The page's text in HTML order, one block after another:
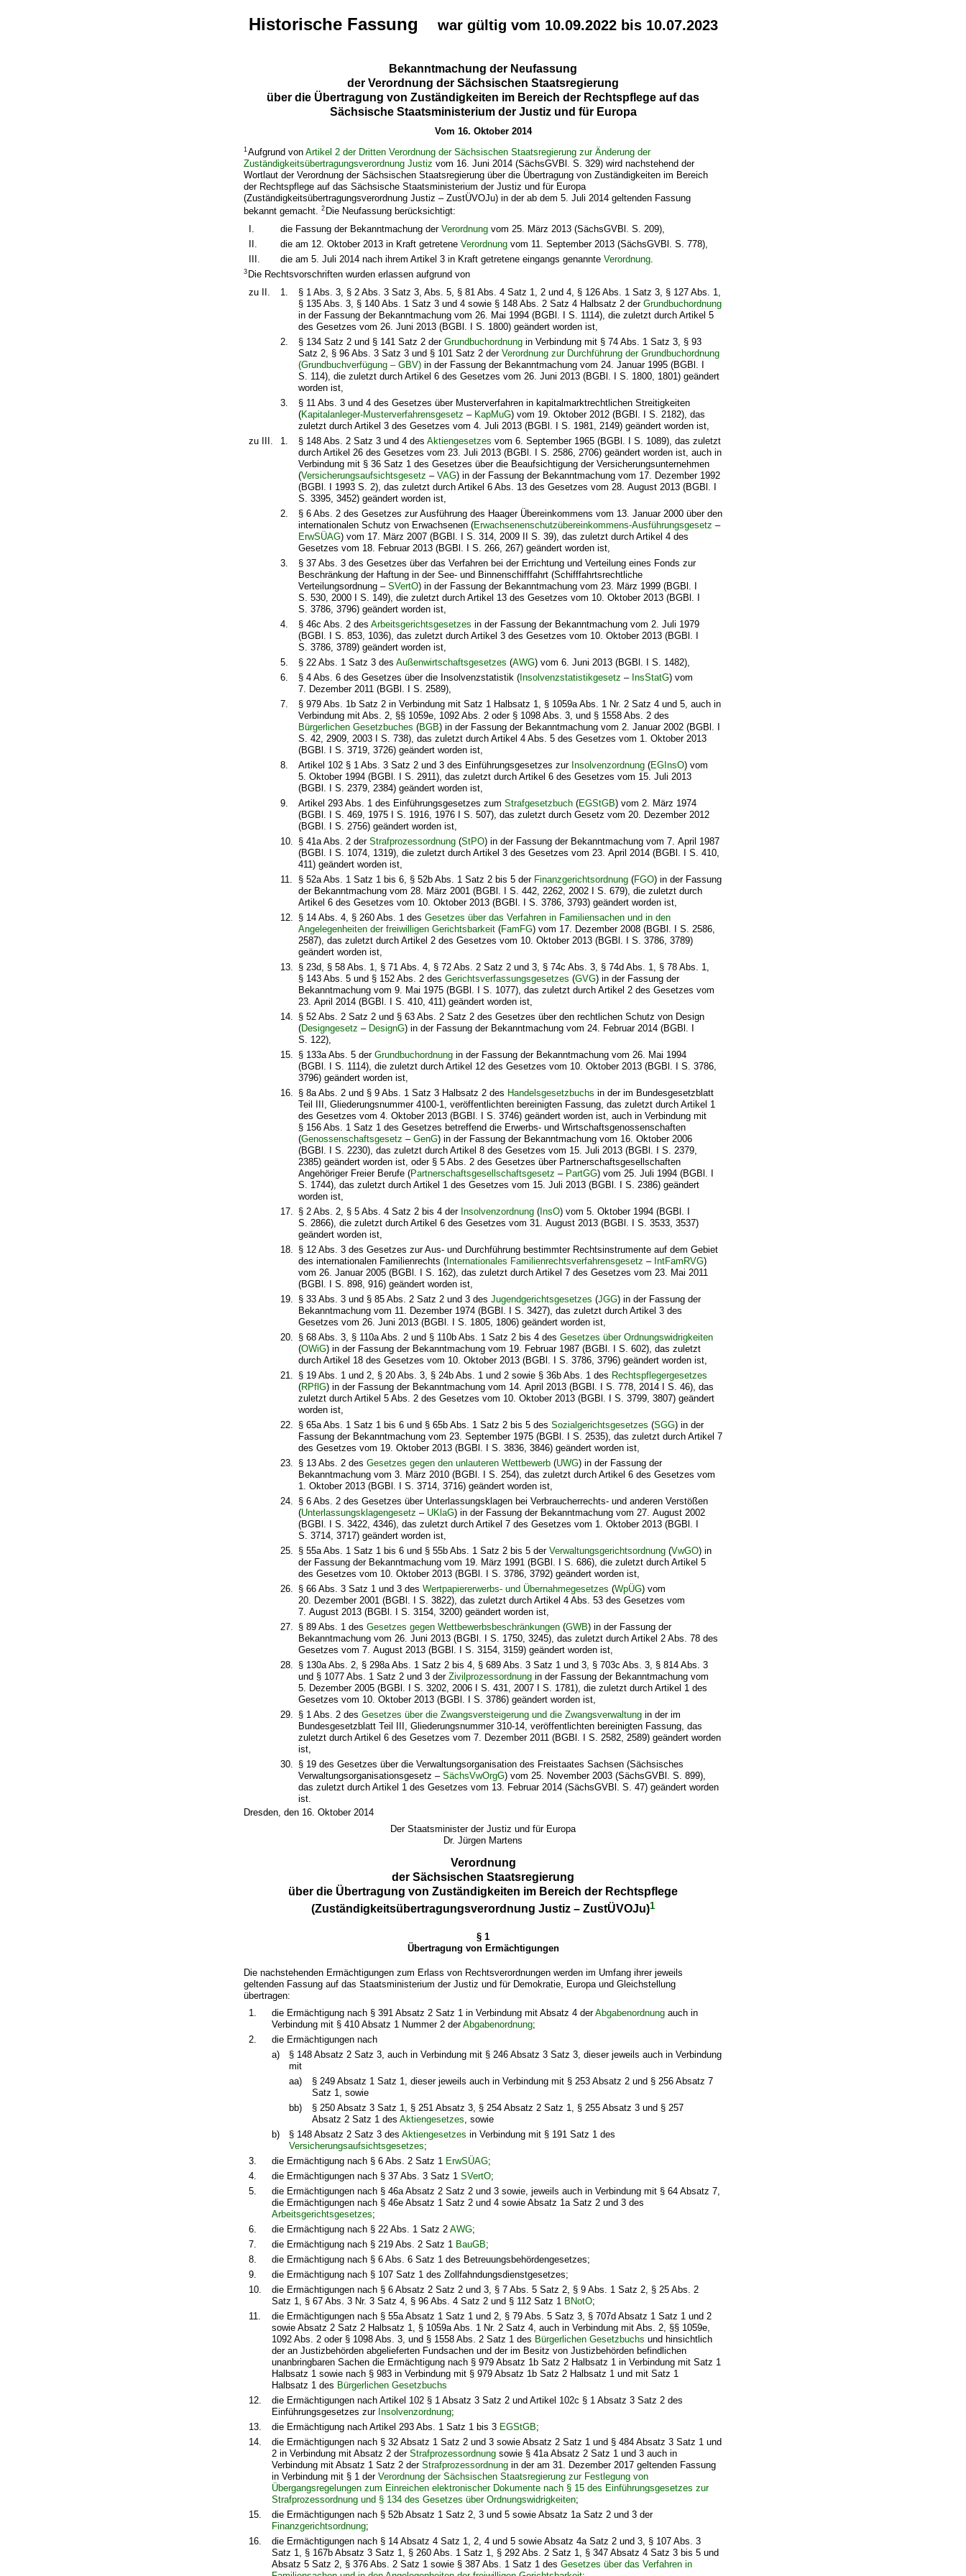
Historische Fassung war gültig vom 10.09.2022 bis 10.07.2023
Bekanntmachung der Neufassung
der Verordnung der Sächsischen Staatsregierung
über die Übertragung von Zuständigkeiten im Bereich der Rechtspflege auf das
Sächsische Staatsministerium der Justiz und für Europa
Vom 16. Oktober 2014
1Aufgrund vonArtikel 2 der Dritten Verordnung der Sächsischen Staatsregierung zur Änderung der
Zuständigkeitsübertragungsverordnung Justiz vom 16. Juni 2014 (SächsGVBl. S. 329) wird nachstehend der
Wortlaut der Verordnung der Sächsischen Staatsregierung über die Übertragung von Zuständigkeiten im Bereich
der Rechtspflege auf das Sächsische Staatsministerium der Justiz und für Europa
(Zuständigkeitsübertragungsverordnung Justiz – ZustÜVOJu) in der ab dem 5. Juli 2014 geltenden Fassung
bekannt gemacht.2 Die Neufassung berücksichtigt:
die Fassung der Bekanntmachung derVerordnung vom 25. März 2013 (SächsGVBl. S. 209),
die am 12. Oktober 2013 in Kraft getreteneVerordnung vom 11. September 2013 (SächsGVBl. S. 778),
die am 5. Juli 2014 nach ihrem Artikel 3 in Kraft getretene eingangs genannteVerordnung
3 Die Rechtsvorschriften wurden erlassen aufgrund von
zu II.
1.
§ 1 Abs. 3, § 2 Abs. 3 Satz 3, Abs. 5, § 81 Abs. 4 Satz 1, 2 und 4, § 126 Abs. 1 Satz 3, § 127 Abs. 1,
§ 135 Abs. 3, § 140 Abs. 1 Satz 3 und 4 sowie § 148 Abs. 2 Satz 4 Halbsatz 2 der Grundbuchordnung
in der Fassung der Bekanntmachung vom 26. Mai 1994 (BGBl. I S. 1114), die zuletzt durch Artikel 5
des Gesetzes vom 26. Juni 2013 (BGBl. I S. 1800) geändert worden ist,
2.
§ 134 Satz 2 und § 141 Satz 2 der Grundbuchordnungin Verbindung mit § 74 Abs. 1 Satz 3, § 93
Satz 2, § 96 Abs. 3 Satz 3 und § 101 Satz 2 der Verordnung zur Durchführung der Grundbuchordnung
(Grundbuchverfügung – GBV)in der Fassung der Bekanntmachung vom 24. Januar 1995 (BGBl. I
S. 114), die zuletzt durch Artikel 6 des Gesetzes vom 26. Juni 2013 (BGBl. I S. 1800, 1801) geändert
worden ist,
3.
§ 11 Abs. 3 und 4 des Gesetzes über Musterverfahren in kapitalmarktrechtlichen Streitigkeiten
(Kapitalanleger-Musterverfahrensgesetz – KapMuG) vom 19. Oktober 2012 (BGBl. I S. 2182), das
zuletzt durch Artikel 3 des Gesetzes vom 4. Juli 2013 (BGBl. I S. 1981, 2149) geändert worden ist,
zu III.
1. § 148 Abs. 2 Satz 3 und 4 des Aktiengesetzes vom 6. September 1965 (BGBl. I S. 1089), das zuletzt
durch Artikel 26 des Gesetzes vom 23. Juli 2013 (BGBl. I S. 2586, 2706) geändert worden ist, auch in
Verbindung mit § 36 Satz 1 des Gesetzes über die Beaufsichtigung der Versicherungsunternehmen
(Versicherungsaufsichtsgesetz – VAG) in der Fassung der Bekanntmachung vom 17. Dezember 1992
(BGBl. I 1993 S. 2), das zuletzt durch Artikel 6 Abs. 13 des Gesetzes vom 28. August 2013 (BGBl. I
S. 3395, 3452) geändert worden ist,
2.
§ 6 Abs. 2 des Gesetzes zur Ausführung des Haager Übereinkommens vom 13. Januar 2000 über den
internationalen Schutz von Erwachsenen (Erwachsenenschutzübereinkommens-Ausführungsgesetz –
ErwSÜAG) vom 17. März 2007 (BGBl. I S. 314, 2009 II S. 39), das zuletzt durch Artikel 4 des
Gesetzes vom 18. Februar 2013 (BGBl. I S. 266, 267) geändert worden ist,
3.
§ 37 Abs. 3 des Gesetzes über das Verfahren bei der Errichtung und Verteilung eines Fonds zur
Beschränkung der Haftung in der See- und Binnenschifffahrt (Schifffahrtsrechtliche
Verteilungsordnung – SVertO) in der Fassung der Bekanntmachung vom 23. März 1999 (BGBl. I
S. 530, 2000 I S. 149), die zuletzt durch Artikel 13 des Gesetzes vom 10. Oktober 2013 (BGBl. I
S. 3786, 3796) geändert worden ist,
4.
§ 46c Abs. 2 des Arbeitsgerichtsgesetzes in der Fassung der Bekanntmachung vom 2. Juli 1979
(BGBl. I S. 853, 1036), das zuletzt durch Artikel 3 des Gesetzes vom 10. Oktober 2013 (BGBl. I
S. 3786, 3789) geändert worden ist,
5.
§ 22 Abs. 1 Satz 3 des Außenwirtschaftsgesetzes (AWG) vom 6. Juni 2013 (BGBl. I S. 1482),
6.
§ 4 Abs. 6 des Gesetzes über die Insolvenzstatistik (Insolvenzstatistikgesetz – InsStatG) vom
7. Dezember 2011 (BGBl. I S. 2589),
7.
§ 979 Abs. 1b Satz 2 in Verbindung mit Satz 1 Halbsatz 1, § 1059a Abs. 1 Nr. 2 Satz 4 und 5, auch in
Verbindung mit Abs. 2, §§ 1059e, 1092 Abs. 2 oder § 1098 Abs. 3, und § 1558 Abs. 2 des
Bürgerlichen Gesetzbuches (BGB) in der Fassung der Bekanntmachung vom 2. Januar 2002 (BGBl. I
S. 42, 2909, 2003 I S. 738), das zuletzt durch Artikel 4 Abs. 5 des Gesetzes vom 1. Oktober 2013
(BGBl. I S. 3719, 3726) geändert worden ist,
8.
Artikel 102 § 1 Abs. 3 Satz 2 und 3 des Einführungsgesetzes zur Insolvenzordnung(EGInsO) vom
5. Oktober 1994 (BGBl. I S. 2911), das zuletzt durch Artikel 6 des Gesetzes vom 15. Juli 2013
(BGBl. I S. 2379, 2384) geändert worden ist,
9.
Artikel 293 Abs. 1 des Einführungsgesetzes zum Strafgesetzbuch(EGStGB) vom 2. März 1974
(BGBl. I S. 469, 1975 I S. 1916, 1976 I S. 507), das zuletzt durch Gesetz vom 20. Dezember 2012
(BGBl. I S. 2756) geändert worden ist,
10.
§ 41a Abs. 2 der Strafprozessordnung(StPO) in der Fassung der Bekanntmachung vom 7. April 1987
(BGBl. I S. 1074, 1319), die zuletzt durch Artikel 3 des Gesetzes vom 23. April 2014 (BGBl. I S. 410,
411) geändert worden ist,
11.
§ 52a Abs. 1 Satz 1 bis 6, § 52b Abs. 1 Satz 2 bis 5 der Finanzgerichtsordnung(FGO) in der Fassung
der Bekanntmachung vom 28. März 2001 (BGBl. I S. 442, 2262, 2002 I S. 679), die zuletzt durch
Artikel 6 des Gesetzes vom 10. Oktober 2013 (BGBl. I S. 3786, 3793) geändert worden ist,
12.
§ 14 Abs. 4, § 260 Abs. 1 des Gesetzes über das Verfahren in Familiensachen und in den
Angelegenheiten der freiwilligen Gerichtsbarkeit(FamFG) vom 17. Dezember 2008 (BGBl. I S. 2586,
2587), das zuletzt durch Artikel 2 des Gesetzes vom 10. Oktober 2013 (BGBl. I S. 3786, 3789)
geändert worden ist,
13.
§ 23d, § 58 Abs. 1, § 71 Abs. 4, § 72 Abs. 2 Satz 2 und 3, § 74c Abs. 3, § 74d Abs. 1, § 78 Abs. 1,
§ 143 Abs. 5 und § 152 Abs. 2 des Gerichtsverfassungsgesetzes (GVG) in der Fassung der
Bekanntmachung vom 9. Mai 1975 (BGBl. I S. 1077), das zuletzt durch Artikel 2 des Gesetzes vom
23. April 2014 (BGBl. I S. 410, 411) geändert worden ist,
14.
§ 52 Abs. 2 Satz 2 und § 63 Abs. 2 Satz 2 des Gesetzes über den rechtlichen Schutz von Design
(Designgesetz – DesignG) in der Fassung der Bekanntmachung vom 24. Februar 2014 (BGBl. I
S. 122),
15.
§ 133a Abs. 5 der Grundbuchordnungin der Fassung der Bekanntmachung vom 26. Mai 1994
(BGBl. I S. 1114), die zuletzt durch Artikel 12 des Gesetzes vom 10. Oktober 2013 (BGBl. I S. 3786,
3796) geändert worden ist,
16.
§ 8a Abs. 2 und § 9 Abs. 1 Satz 3 Halbsatz 2 des Handelsgesetzbuchs in der im Bundesgesetzblatt
Teil III, Gliederungsnummer 4100-1, veröffentlichten bereinigten Fassung, das zuletzt durch Artikel 1
des Gesetzes vom 4. Oktober 2013 (BGBl. I S. 3746) geändert worden ist, auch in Verbindung mit
§ 156 Abs. 1 Satz 1 des Gesetzes betreffend die Erwerbs- und Wirtschaftsgenossenschaften
(Genossenschaftsgesetz – GenG) in der Fassung der Bekanntmachung vom 16. Oktober 2006
(BGBl. I S. 2230), das zuletzt durch Artikel 8 des Gesetzes vom 15. Juli 2013 (BGBl. I S. 2379,
2385) geändert worden ist, oder § 5 Abs. 2 des Gesetzes über Partnerschaftsgesellschaften
Angehöriger Freier Berufe (Partnerschaftsgesellschaftsgesetz – PartGG) vom 25. Juli 1994 (BGBl. I
S. 1744), das zuletzt durch Artikel 1 des Gesetzes vom 15. Juli 2013 (BGBl. I S. 2386) geändert
worden ist,
17.
§ 2 Abs. 2, § 5 Abs. 4 Satz 2 bis 4 der Insolvenzordnung(InsO) vom 5. Oktober 1994 (BGBl. I
S. 2866), die zuletzt durch Artikel 6 des Gesetzes vom 31. August 2013 (BGBl. I S. 3533, 3537)
geändert worden ist,
18.
§ 12 Abs. 3 des Gesetzes zur Aus- und Durchführung bestimmter Rechtsinstrumente auf dem Gebiet
des internationalen Familienrechts (Internationales Familienrechtsverfahrensgesetz – IntFamRVG)
vom 26. Januar 2005 (BGBl. I S. 162), das zuletzt durch Artikel 7 des Gesetzes vom 23. Mai 2011
(BGBl. I S. 898, 916) geändert worden ist,
19.
§ 33 Abs. 3 und § 85 Abs. 2 Satz 2 und 3 des Jugendgerichtsgesetzes (JGG) in der Fassung der
Bekanntmachung vom 11. Dezember 1974 (BGBl. I S. 3427), das zuletzt durch Artikel 3 des
Gesetzes vom 26. Juni 2013 (BGBl. I S. 1805, 1806) geändert worden ist,
20.
§ 68 Abs. 3, § 110a Abs. 2 und § 110b Abs. 1 Satz 2 bis 4 des Gesetzes über Ordnungswidrigkeiten
(OWiG) in der Fassung der Bekanntmachung vom 19. Februar 1987 (BGBl. I S. 602), das zuletzt
durch Artikel 18 des Gesetzes vom 10. Oktober 2013 (BGBl. I S. 3786, 3796) geändert worden ist,
21.
§ 19 Abs. 1 und 2, § 20 Abs. 3, § 24b Abs. 1 und 2 sowie § 36b Abs. 1 des Rechtspflegergesetzes
(RPflG) in der Fassung der Bekanntmachung vom 14. April 2013 (BGBl. I S. 778, 2014 I S. 46), das
zuletzt durch Artikel 5 Abs. 2 des Gesetzes vom 10. Oktober 2013 (BGBl. I S. 3799, 3807) geändert
worden ist,
22.
§ 65a Abs. 1 Satz 1 bis 6 und § 65b Abs. 1 Satz 2 bis 5 des Sozialgerichtsgesetzes (SGG) in der
Fassung der Bekanntmachung vom 23. September 1975 (BGBl. I S. 2535), das zuletzt durch Artikel 7
des Gesetzes vom 19. Oktober 2013 (BGBl. I S. 3836, 3846) geändert worden ist,
23.
§ 13 Abs. 2 des Gesetzes gegen den unlauteren Wettbewerb(UWG) in der Fassung der
Bekanntmachung vom 3. März 2010 (BGBl. I S. 254), das zuletzt durch Artikel 6 des Gesetzes vom
1. Oktober 2013 (BGBl. I S. 3714, 3716) geändert worden ist,
24.
§ 6 Abs. 2 des Gesetzes über Unterlassungsklagen bei Verbraucherrechts- und anderen Verstößen
(Unterlassungsklagengesetz – UKlaG) in der Fassung der Bekanntmachung vom 27. August 2002
(BGBl. I S. 3422, 4346), das zuletzt durch Artikel 7 des Gesetzes vom 1. Oktober 2013 (BGBl. I
S. 3714, 3717) geändert worden ist,
25.
§ 55a Abs. 1 Satz 1 bis 6 und § 55b Abs. 1 Satz 2 bis 5 der Verwaltungsgerichtsordnung(VwGO) in
der Fassung der Bekanntmachung vom 19. März 1991 (BGBl. I S. 686), die zuletzt durch Artikel 5
des Gesetzes vom 10. Oktober 2013 (BGBl. I S. 3786, 3792) geändert worden ist,
26.
§ 66 Abs. 3 Satz 1 und 3 des Wertpapiererwerbs- und Übernahmegesetzes (WpÜG) vom
20. Dezember 2001 (BGBl. I S. 3822), das zuletzt durch Artikel 4 Abs. 53 des Gesetzes vom
7. August 2013 (BGBl. I S. 3154, 3200) geändert worden ist,
27.
§ 89 Abs. 1 des Gesetzes gegen Wettbewerbsbeschränkungen(GWB) in der Fassung der
Bekanntmachung vom 26. Juni 2013 (BGBl. I S. 1750, 3245), das zuletzt durch Artikel 2 Abs. 78 des
Gesetzes vom 7. August 2013 (BGBl. I S. 3154, 3159) geändert worden ist,
28.
§ 130a Abs. 2, § 298a Abs. 1 Satz 2 bis 4, § 689 Abs. 3 Satz 1 und 3, § 703c Abs. 3, § 814 Abs. 3
und § 1077 Abs. 1 Satz 2 und 3 der Zivilprozessordnungin der Fassung der Bekanntmachung vom
5. Dezember 2005 (BGBl. I S. 3202, 2006 I S. 431, 2007 I S. 1781), die zuletzt durch Artikel 1 des
Gesetzes vom 10. Oktober 2013 (BGBl. I S. 3786) geändert worden ist,
29.
§ 1 Abs. 2 des Gesetzes über die Zwangsversteigerung und die Zwangsverwaltungin der im
Bundesgesetzblatt Teil III, Gliederungsnummer 310-14, veröffentlichten bereinigten Fassung, das
zuletzt durch Artikel 6 des Gesetzes vom 7. Dezember 2011 (BGBl. I S. 2582, 2589) geändert worden
ist,
30.
§ 19 des Gesetzes über die Verwaltungsorganisation des Freistaates Sachsen (Sächsisches
Verwaltungsorganisationsgesetz – SächsVwOrgG) vom 25. November 2003 (SächsGVBl. S. 899),
das zuletzt durch Artikel 1 des Gesetzes vom 13. Februar 2014 (SächsGVBl. S. 47) geändert worden
ist.
Dresden, den 16. Oktober 2014
Der Staatsminister der Justiz und für Europa
Dr. Jürgen Martens
Verordnung
der Sächsischen Staatsregierung
über die Übertragung von Zuständigkeiten im Bereich der Rechtspflege
(Zuständigkeitsübertragungsverordnung Justiz – ZustÜVOJu)1
§ 1
Übertragung von Ermächtigungen
Die nachstehenden Ermächtigungen zum Erlass von Rechtsverordnungen werden im Umfang ihrer jeweils
geltenden Fassung auf das Staatsministerium der Justiz und für Demokratie, Europa und Gleichstellung
übertragen:
1.
die Ermächtigung nach § 391 Absatz 2 Satz 1 in Verbindung mit Absatz 4 derAbgabenordnungauch in
Verbindung mit § 410 Absatz 1 Nummer 2 derAbgabenordnung;
2.
die Ermächtigungen nach
a)
§ 148 Absatz 2 Satz 3, auch in Verbindung mit § 246 Absatz 3 Satz 3, dieser jeweils auch in Verbindung
mit
aa)
§ 249 Absatz 1 Satz 1, dieser jeweils auch in Verbindung mit § 253 Absatz 2 und § 256 Absatz 7
Satz 1, sowie
bb)
§ 250 Absatz 3 Satz 1, § 251 Absatz 3, § 254 Absatz 2 Satz 1, § 255 Absatz 3 und § 257
Absatz 2 Satz 1 des Aktiengesetzes , sowie
b)
§ 148 Absatz 2 Satz 3 des Aktiengesetzes in Verbindung mit § 191 Satz 1 des
Versicherungsaufsichtsgesetzes;
3.
die Ermächtigung nach § 6 Abs. 2 Satz 1 ErwSÜAG;
4.
die Ermächtigungen nach § 37 Abs. 3 Satz 1 SVertO;
5.
die Ermächtigungen nach § 46a Absatz 2 Satz 2 und 3 sowie, jeweils auch in Verbindung mit § 64 Absatz 7,
die Ermächtigungen nach § 46e Absatz 1 Satz 2 und 4 sowie Absatz 1a Satz 2 und 3 des
Arbeitsgerichtsgesetzes;
6.
die Ermächtigung nach § 22 Abs. 1 Satz 2 AWG;
7.
die Ermächtigung nach § 219 Abs. 2 Satz 1 BauGB;
8.
die Ermächtigung nach § 6 Abs. 6 Satz 1 des Betreuungsbehördengesetzes;
9.
die Ermächtigung nach § 107 Satz 1 des Zollfahndungsdienstgesetzes;
10.
die Ermächtigungen nach § 6 Absatz 2 Satz 2 und 3, § 7 Abs. 5 Satz 2, § 9 Abs. 1 Satz 2, § 25 Abs. 2
Satz 1, § 67 Abs. 3 Nr. 3 Satz 4, § 96 Abs. 4 Satz 2 und § 112 Satz 1 BNotO;
11.
die Ermächtigungen nach § 55a Absatz 1 Satz 1 und 2, § 79 Abs. 5 Satz 3, § 707d Absatz 1 Satz 1 und 2
sowie Absatz 2 Satz 2 Halbsatz 1, § 1059a Abs. 1 Nr. 2 Satz 4, auch in Verbindung mit Abs. 2, §§ 1059e,
1092 Abs. 2 oder § 1098 Abs. 3, und § 1558 Abs. 2 Satz 1 des Bürgerlichen Gesetzbuchs und hinsichtlich
der an Justizbehörden abgelieferten Fundsachen und der im Besitz von Justizbehörden befindlichen
unanbringbaren Sachen die Ermächtigung nach § 979 Absatz 1b Satz 2 Halbsatz 1 in Verbindung mit Satz 1
Halbsatz 1 sowie nach § 983 in Verbindung mit § 979 Absatz 1b Satz 2 Halbsatz 1 und mit Satz 1
Halbsatz 1 des Bürgerlichen Gesetzbuchs
12.
die Ermächtigungen nach Artikel 102 § 1 Absatz 3 Satz 2 und Artikel 102c § 1 Absatz 3 Satz 2 des
Einführungsgesetzes zur Insolvenzordnung;
13.
die Ermächtigung nach Artikel 293 Abs. 1 Satz 1 bis 3 EGStGB;
14.
die Ermächtigungen nach § 32 Absatz 1 Satz 2 und 3 sowie Absatz 2 Satz 1 und § 484 Absatz 3 Satz 1 und
2 in Verbindung mit Absatz 2 der Strafprozessordnungsowie § 41a Absatz 2 Satz 1 und 3 auch in
Verbindung mit Absatz 1 Satz 2 der Strafprozessordnungin der am 31. Dezember 2017 geltenden Fassung
in Verbindung mit § 1 der Verordnung der Sächsischen Staatsregierung zur Festlegung von
Übergangsregelungen zum Einreichen elektronischer Dokumente nach § 15 des Einführungsgesetzes zur
Strafprozessordnung und § 134 des Gesetzes über Ordnungswidrigkeiten;
15.
die Ermächtigungen nach § 52b Absatz 1 Satz 2, 3 und 5 sowie Absatz 1a Satz 2 und 3 der
Finanzgerichtsordnung;
16.
die Ermächtigungen nach § 14 Absatz 4 Satz 1, 2, 4 und 5 sowie Absatz 4a Satz 2 und 3, § 107 Abs. 3
Satz 1, § 167b Absatz 3 Satz 1, § 260 Abs. 1 Satz 1, § 292 Abs. 2 Satz 1, § 347 Absatz 4 Satz 3 bis 5 und
Absatz 5 Satz 2, § 376 Abs. 2 Satz 1 sowie § 387 Abs. 1 Satz 1 des Gesetzes über das Verfahren in